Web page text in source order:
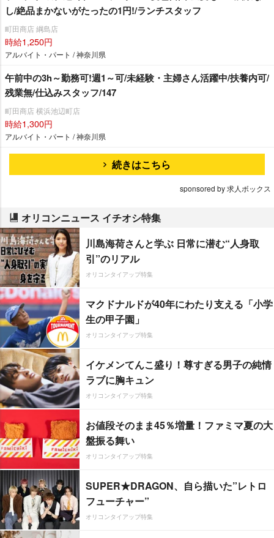
し/絶品まかないがたったの1円!/ランチスタッフ
町田商店 綱島店
時給1,250円
アルバイト・パート / 神奈川県
午前中の3h～勤務可!週1～可/未経験・主婦さん活躍中/扶養内可/
残業無/仕込みスタッフ/147
町田商店 横浜池辺町店
時給1,300円
アルバイト・パート / 神奈川県
続きはこちら
sponsored by 求人ボックス
オリコンニュース イチオシ特集
川島海荷さんと学ぶ 日常に潜む“人身取
引”のリアル
オリコンタイアップ特集
マクドナルドが40年にわたり支える「小学
生の甲子園」
オリコンタイアップ特集
イケメンてんこ盛り！尊すぎる男子の純情
ラブに胸キュン
オリコンタイアップ特集
お値段そのまま45％増量！ファミマ夏の大
盤振る舞い
オリコンタイアップ特集
SUPER★DRAGON、自ら描いた”レトロ
フューチャー”
オリコンタイアップ特集